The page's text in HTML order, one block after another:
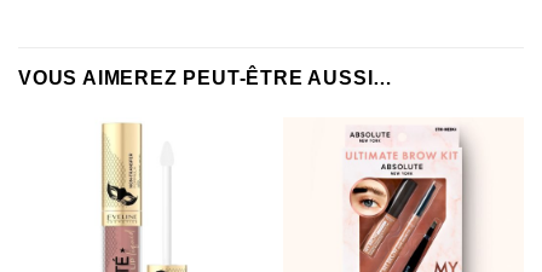
VOUS AIMEREZ PEUT-ÊTRE AUSSI…